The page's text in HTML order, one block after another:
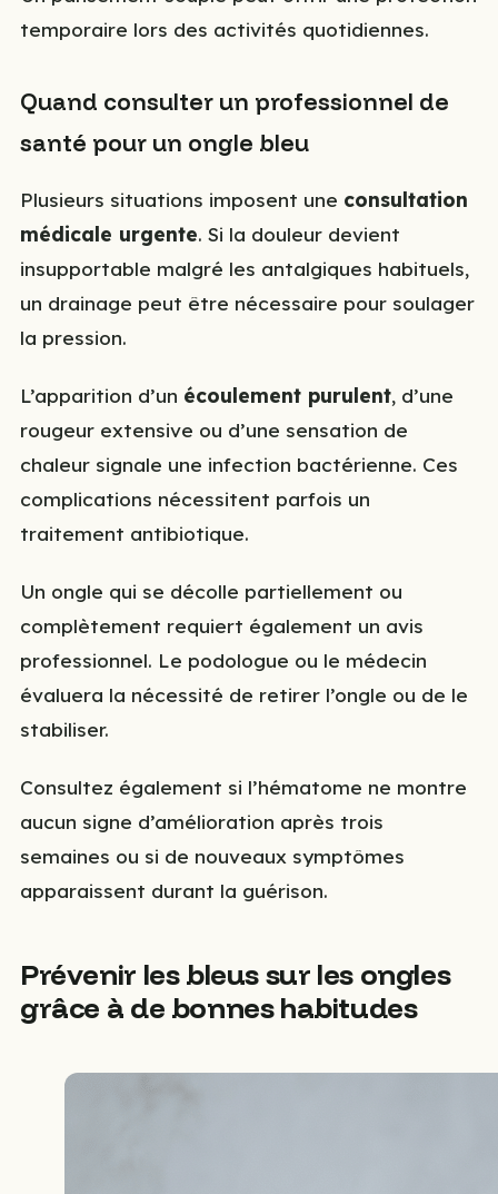
temporaire lors des activités quotidiennes.
Quand consulter un professionnel de
santé pour un ongle bleu
Plusieurs situations imposent une consultation
médicale urgente. Si la douleur devient
insupportable malgré les antalgiques habituels,
un drainage peut être nécessaire pour soulager
la pression.
L’apparition d’un écoulement purulent, d’une
rougeur extensive ou d’une sensation de
chaleur signale une infection bactérienne. Ces
complications nécessitent parfois un
traitement antibiotique.
Un ongle qui se décolle partiellement ou
complètement requiert également un avis
professionnel. Le podologue ou le médecin
évaluera la nécessité de retirer l’ongle ou de le
stabiliser.
Consultez également si l’hématome ne montre
aucun signe d’amélioration après trois
semaines ou si de nouveaux symptômes
apparaissent durant la guérison.
Prévenir les bleus sur les ongles
grâce à de bonnes habitudes